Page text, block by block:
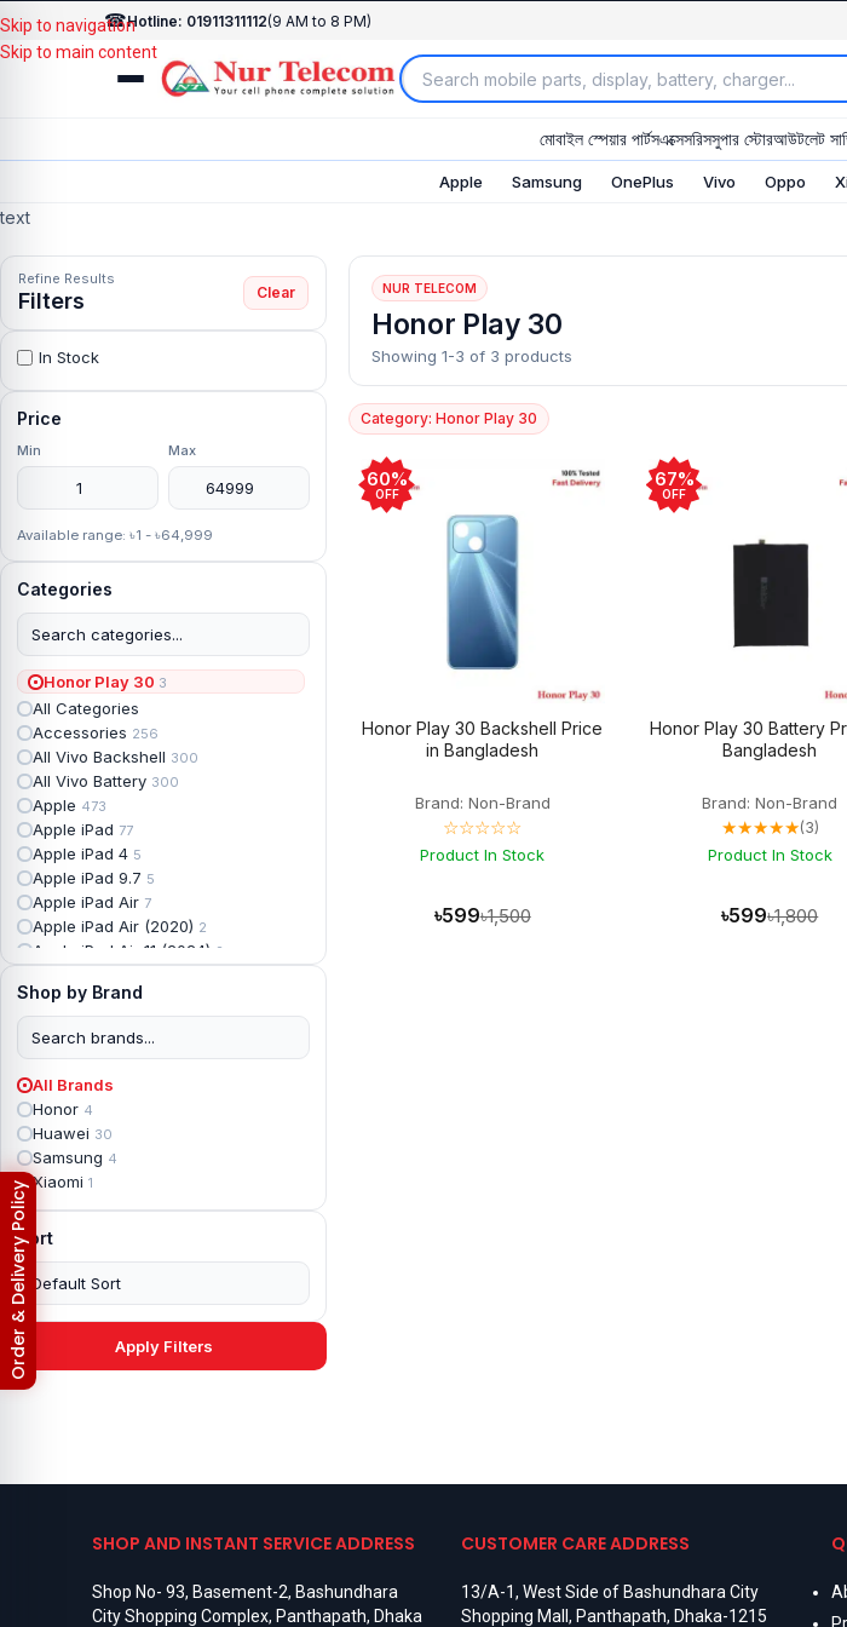
☎Hotline: 01911311112(9 AM to 8 PM)
মোবাইল স্পেয়ার পার্টসএক্সেসরিসসুপার স্টোরআউটলেট
Apple Samsung OnePlus Vivo Oppo
Skip to navigation
Skip to main content
text
Refine Results
Filters Clear
In Stock
Price
Min Max
Available range: ৳1 - ৳64,999
Categories
Honor Play 30 3
All Categories
Accessories 256
All Vivo Backshell 300
All Vivo Battery 300
Apple 473
Apple iPad 77
Apple iPad 4 5
Apple iPad 9.7 5
Apple iPad Air 7
Apple iPad Air (2020) 2
Apple iPad Air 11 (2024) 2
Apple iPad Backshell
Apple iPad Battery
Apple iPad Display
Apple iPad mini 2
Apple iPad Mini 3
Apple iPad mini 4
Apple iPad Pro 10.5
Apple iPad Pro 11
Apple iPad Pro 12.96
Apple iPad Pro 12.9 2nd Gen
Apple iPad Pro 9.7 (2016)6
Apple iPad Pro 9.7 (2018)
4
Asus ROG Phone 2
Asus ROG Phone 3
Asus ROG Phone 5s Pro3
Asus Rog Phone 7
Asus ROG Phone 8 3
Shop by Brand
All Brands
Honor 4
Huawei 30
Samsung 4
Xiaomi 1
Sort
Apply Filters
NUR TELECOM
Honor Play 30
Showing 1-3 of 3 products
Category: Honor Play 30
60%
OFF
Honor Play 30 Backshell Price
in Bangladesh
Brand: Non-Brand
☆☆☆☆☆
Product In Stock
৳599৳1,500
67%
OFF
Honor Play 30 Battery
Bangladesh
Brand: Non-Brand
★★★★★(3)
Product In Stock
৳599৳1,800
SHOP AND INSTANT SERVICE ADDRESS
Shop No- 93, Basement-2, Bashundhara
City Shopping Complex, Panthapath, Dhaka
CUSTOMER CARE ADDRESS
13/A-1, West Side of Bashundhara City
Shopping Mall, Panthapath, Dhaka-1215
Return & Refund Policy